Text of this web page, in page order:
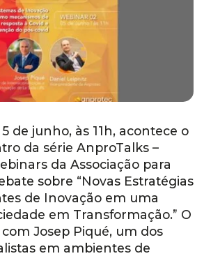
de junho, às 11h, acontece o
da série AnproTalks –
da Associação para
sobre “Novas Estratégias
de Inovação em uma
em Transformação.” O
Josep Piqué, um dos
em ambientes de